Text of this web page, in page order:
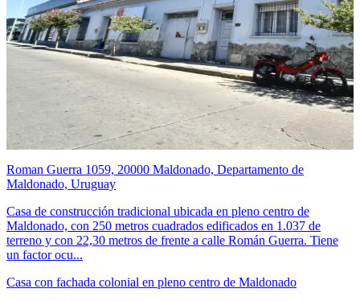
Roman Guerra 1059, 20000 Maldonado, Departamento de
Maldonado, Uruguay
Casa de construcción tradicional ubicada en pleno centro de
Maldonado, con 250 metros cuadrados edificados en 1.037 de
terreno y con 22,30 metros de frente a calle Román Guerra. Tiene
un factor ocu...
Casa con fachada colonial en pleno centro de Maldonado